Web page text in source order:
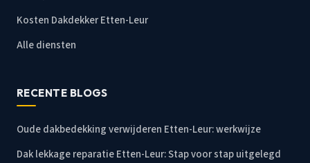
Kosten Dakdekker Etten-Leur
Alle diensten
RECENTE BLOGS
Oude dakbedekking verwijderen Etten-Leur: werkwijze
Dak lekkage reparatie Etten-Leur: Stap voor stap uitgelegd